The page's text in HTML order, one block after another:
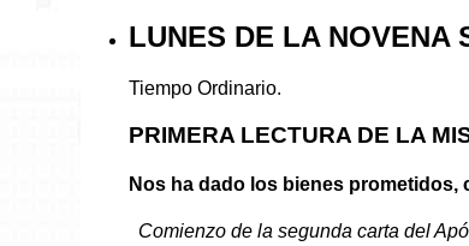
LUNES DE LA NOVENA
Tiempo Ordinario.
PRIMERA LECTURA DE LA
Nos ha dado los bienes
Comienzo de la segunda carta del